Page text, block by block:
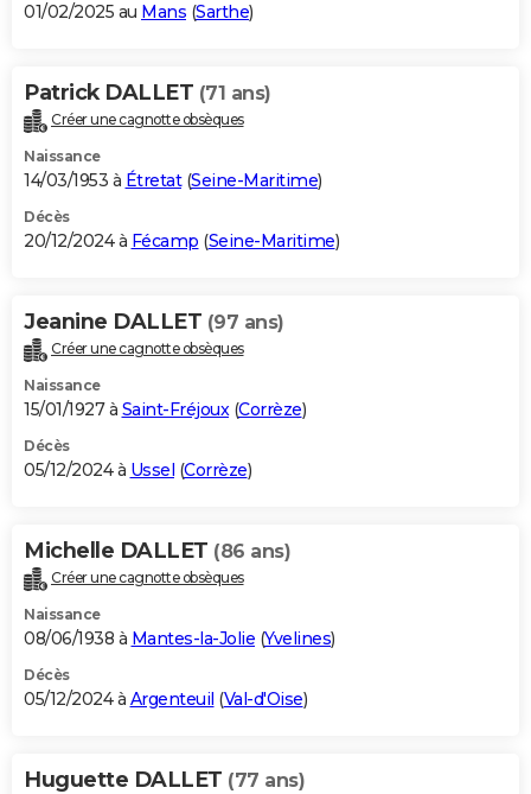
01/02/2025 au Mans (Sarthe)
Patrick DALLET (71 ans)
Créer une cagnotte obsèques
Naissance
14/03/1953 à Étretat(Seine-Maritime)
Décès
20/12/2024 à Fécamp (Seine-Maritime)
Jeanine DALLET (97 ans)
Créer une cagnotte obsèques
Naissance
15/01/1927 à Saint-Fréjoux(Corrèze)
Décès
05/12/2024 à Ussel (Corrèze)
Michelle DALLET (86 ans)
Créer une cagnotte obsèques
Naissance
08/06/1938 à Mantes-la-Jolie (Yvelines)
Décès
05/12/2024 à Argenteuil (Val-d'Oise)
Huguette DALLET (77 ans)